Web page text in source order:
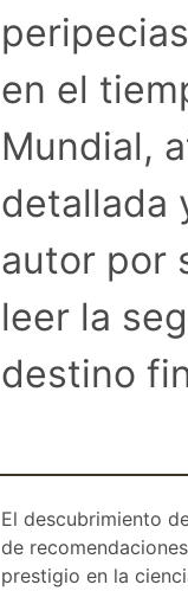
en el
Mundial,
detallada
autor por
leer la
destino
El descubrimiento
de
prestigio en la